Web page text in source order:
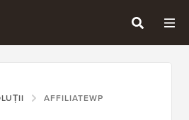
AFFILIATEWP